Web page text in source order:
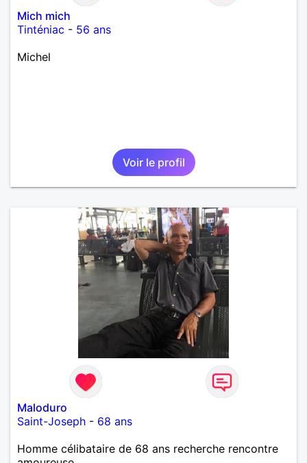
Mich mich
Tinténiac - 56 ans
Michel
Voir le profil
Maloduro
Saint-Joseph - 68 ans
Homme célibataire de 68 ans recherche rencontre